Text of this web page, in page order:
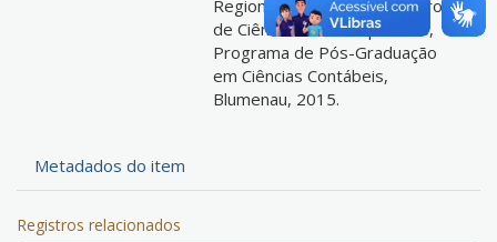
Regional de Blumenau, Centro
de Ciências Sociais Aplicadas,
Programa de Pós-Graduação
em Ciências Contábeis,
Blumenau, 2015.
Metadados do item
Registros relacionados